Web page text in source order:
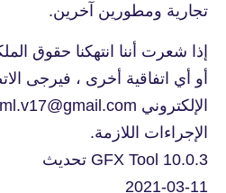
تجارية ومطورين آخرين.
إذا شعرت أننا انتهكنا حقوق
أو أي اتفاقية أخرى ، فيرجى
الإجراءات اللازمة.
GFX Tool 10.0.3 تحديث
2021-03-11